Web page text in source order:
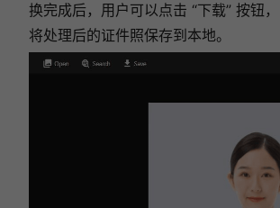
换完成后，用户可以点击 “下载” 按钮，
将处理后的证件照保存到本地。